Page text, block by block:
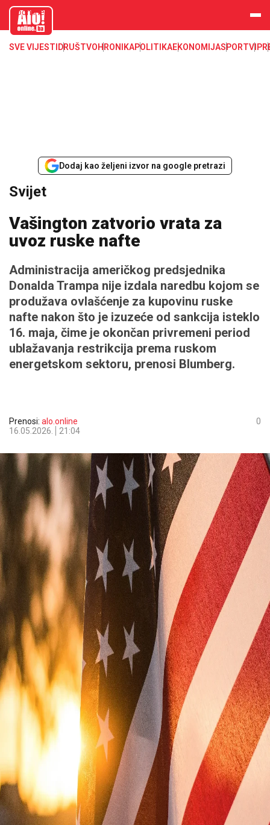
aloonline.b
SVE VIJESTI DRUŠTVOHRONIKAPOLITIKAEKONOMIJASPORTVIP
Dodaj kao željeni izvor na google pretrazi
Svijet
Vašington zatvorio vrata za
uvoz ruske nafte
Administracija američkog predsjednika
Donalda Trampa nije izdala naredbu kojom se
produžava ovlašćenje za kupovinu ruske
nafte nakon što je izuzeće od sankcija isteklo
16. maja, čime je okončan privremeni period
ublažavanja restrikcija prema ruskom
energetskom sektoru, prenosi Blumberg.
Prenosi: alo.online
16.05.2026.
21:04
0